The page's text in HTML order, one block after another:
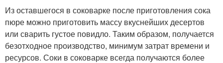
Из оставшегося в соковарке после приготовления сока
пюре можно приготовить массу вкуснейших десертов
или сварить густое повидло. Таким образом, получается
безотходное производство, минимум затрат времени и
ресурсов. Соки в соковарке всегда получаются более